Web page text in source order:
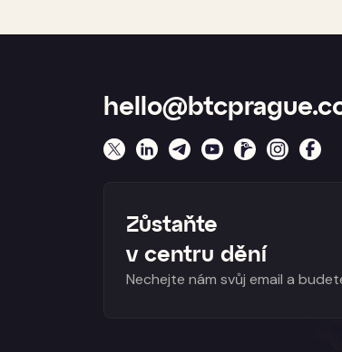
Zůstaňte
v centru dění
Nechejte nám svůj email a